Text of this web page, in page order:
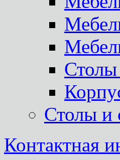
Столы
Столы и
Контактная